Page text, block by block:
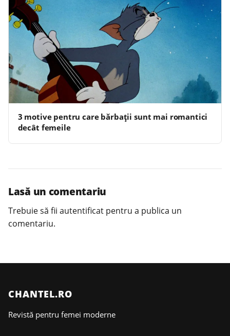
3 motive pentru care bărbații sunt mai romantici
decât femeile
Lasă un comentariu
Trebuie să fii autentificat pentru a publica un
comentariu.
CHANTEL.RO
Revistă pentru femei moderne